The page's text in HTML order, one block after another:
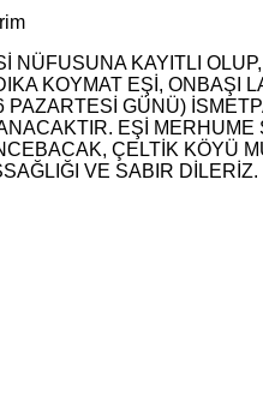
NÜFUSUNA KAYITLI
KOYMAT EŞİ,
GÜNÜ)
EŞİ
ÇELTİK
VE SABIR DİLERİZ.